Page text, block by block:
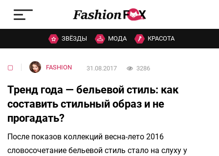
ЗВЁЗДЫ МОДА КРАСОТА
▢ FASHION 31.08.2017 3286
Тренд года — бельевой стиль: как
составить стильный образ и не
прогадать?
После показов коллекций весна-лето 2016
словосочетание бельевой стиль стало на слуху у